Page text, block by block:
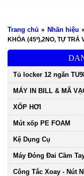
Trang chủ » Nhãn hiệu »
KHÓA (45º),2NO, TỰ TRẢ
Tủ locker 12 ngăn
MÁY IN BILL & MÃ
XỐP HƠI
Mút xốp PE FOAM
Kệ Dụng Cụ
Máy Đóng Đai Cầm
Công Tắc Xoay - Nút